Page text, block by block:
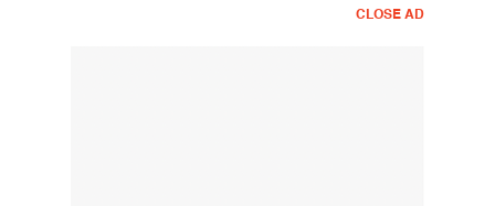
CLOSE AD